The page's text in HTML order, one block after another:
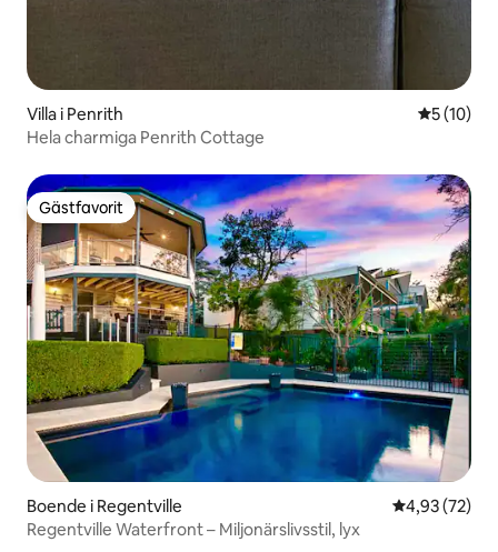
Villa i Penrith 5 av 5 i
5 (10)
Hela charmiga Penrith Cottage
Gästfavorit
Gästfavorit
Boende i Regentville 4,93 av 5 i
4,93 (72)
Regentville Waterfront – Miljonärslivsstil, lyx